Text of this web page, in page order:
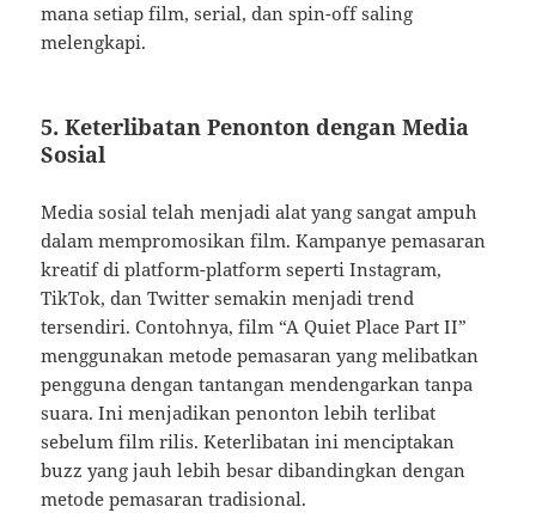
mana setiap film, serial, dan spin-off saling
melengkapi.
5. Keterlibatan Penonton dengan Media
Sosial
Media sosial telah menjadi alat yang sangat ampuh
dalam mempromosikan film. Kampanye pemasaran
kreatif di platform-platform seperti Instagram,
TikTok, dan Twitter semakin menjadi trend
tersendiri. Contohnya, film “A Quiet Place Part II”
menggunakan metode pemasaran yang melibatkan
pengguna dengan tantangan mendengarkan tanpa
suara. Ini menjadikan penonton lebih terlibat
sebelum film rilis. Keterlibatan ini menciptakan
buzz yang jauh lebih besar dibandingkan dengan
metode pemasaran tradisional.